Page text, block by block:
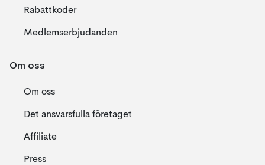
Rabattkoder
Medlemserbjudanden
Om oss
Om oss
Det ansvarsfulla företaget
Affiliate
Press